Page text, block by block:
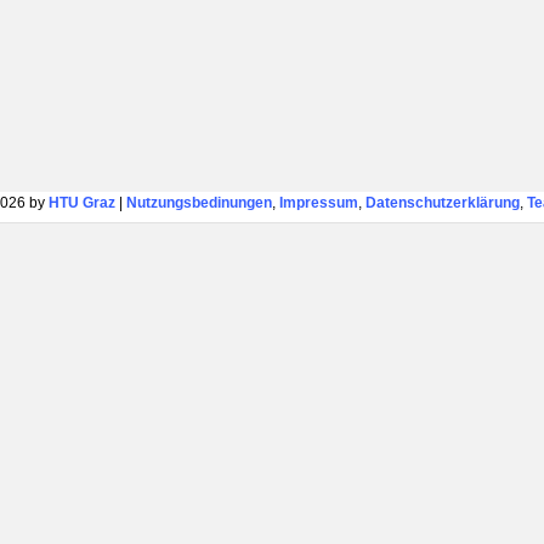
by HTU Graz| Nutzungsbedinungen, Impressum, Datenschutzerklärung,